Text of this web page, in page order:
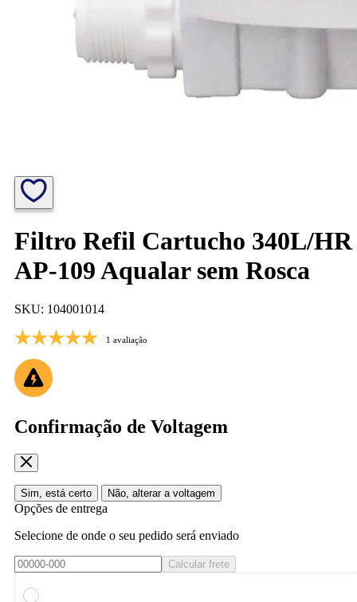
Filtro Refil Cartucho 340L/HR
AP-109 Aqualar sem Rosca
SKU: 104001014
1 avaliação
Confirmação de Voltagem
Sim, está certo Não, alterar a voltagem
Opções de entrega
Selecione de onde o seu pedido será enviado
Calcular frete